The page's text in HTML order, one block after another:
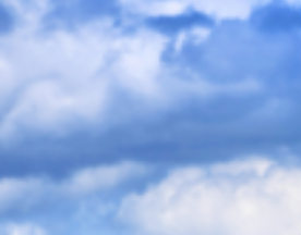
關於我們
ABOUTUS
留學項目
語言學校
CO-OP 帶薪實習課程
高中留學